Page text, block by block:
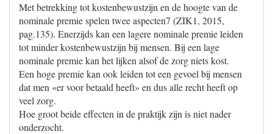
Met betrekking tot kostenbewustzijn en de hoogte van de
nominale premie spelen twee aspecten7 (ZIK1, 2015,
pag.135). Enerzijds kan een lagere nominale premie leiden
tot minder kostenbewustzijn bij mensen. Bij een lage
nominale premie kan het lijken alsof de zorg niets kost.
Een hoge premie kan ook leiden tot een gevoel bij mensen
dat men «er voor betaald heeft» en dus alle recht heeft op
veel zorg.
Hoe groot beide effecten in de praktijk zijn is niet nader
onderzocht.